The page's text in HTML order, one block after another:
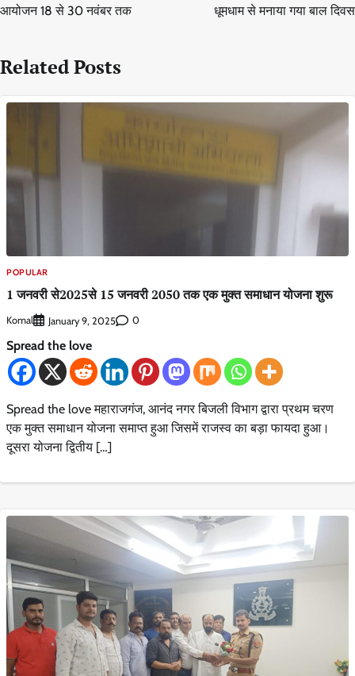
आयोजन 18 से 30 नवंबर तक
धूमधाम से मनाया गया बाल दिवस
Related Posts
POPULAR
1 जनवरी से2025से 15 जनवरी 2050 तक एक मुक्त समाधान योजना शुरू
Komal January 9, 2025 0
Spread the love
Spread the love महाराजगंज, आनंद नगर बिजली विभाग द्वारा प्रथम चरण
एक मुक्त समाधान योजना समाप्त हुआ जिसमें राजस्व का बड़ा फायदा हुआ।
दूसरा योजना द्वितीय […]